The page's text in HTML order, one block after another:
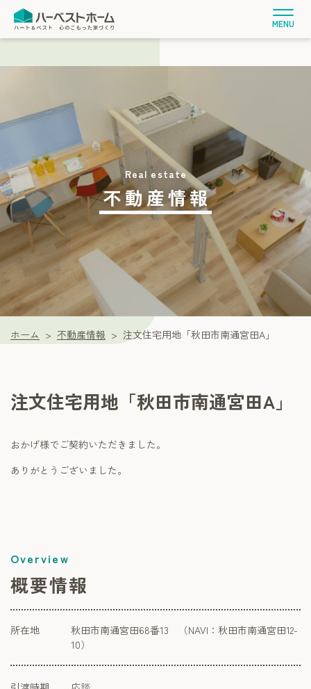
MENU
不動産情報
ホーム 不動産情報 注文住宅用地「秋田市南通宮田A」
注文住宅用地「秋田市南通宮田A」
おかげ様でご契約いただきました。
ありがとうございました。
概要情報
所在地
秋田市南通宮田68番13 （NAVI：秋田市南通宮田12-
10）